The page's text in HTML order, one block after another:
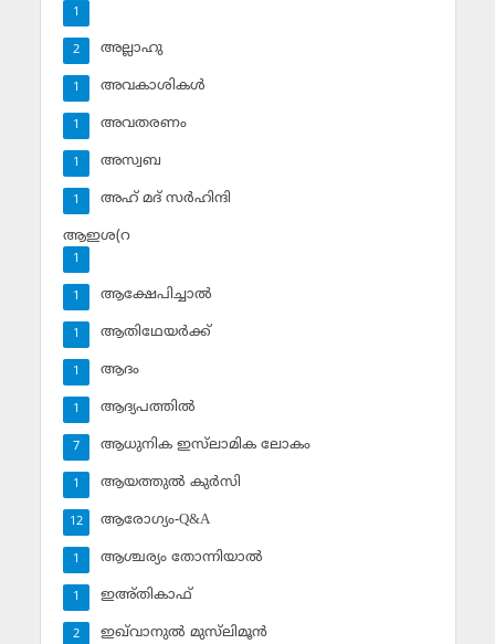
1
അല്ലാഹു
2
അവകാശികള്‍
1
അവതരണം
1
അസ്വബ
1
അഹ് മദ് സര്‍ഹിന്ദി
1
ആഇശ(റ
1
ആക്ഷേപിച്ചാല്‍
1
ആതിഥേയര്‍ക്ക്
1
ആദം
1
ആദ്യപത്തില്‍
1
ആധുനിക ഇസ്‌ലാമിക ലോകം
7
ആയത്തുല്‍ കുര്‍സി
1
ആരോഗ്യം-Q&A
12
ആശ്ചര്യം തോന്നിയാല്‍
1
ഇഅ്തികാഫ്‌
1
ഇഖ്‌വാനുല്‍ മുസ്‌ലിമൂന്‍
2